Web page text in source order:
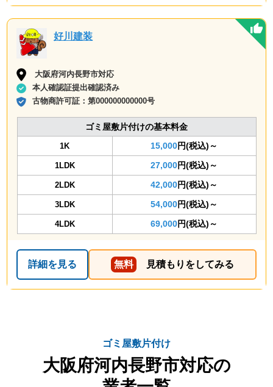
好川建装
大阪府河内長野市対応
本人確認証提出確認済み
古物商許可証：第000000000000号
ゴミ屋敷片付けの基本料金
1K 15,000円(税込)～
1LDK 27,000円(税込)～
2LDK 42,000円(税込)～
3LDK 54,000円(税込)～
4LDK 69,000円(税込)～
詳細を見る 無料 見積もりをしてみる
ゴミ屋敷片付け
大阪府河内長野市対応の